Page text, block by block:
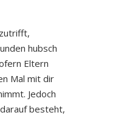
hubsch
Eltern
Mal mit dir
Jedoch
besteht,